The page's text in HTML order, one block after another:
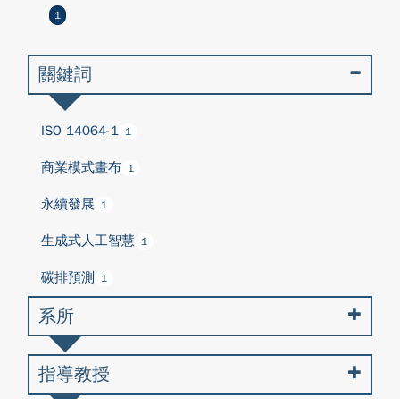
1
關鍵詞
ISO 14064-1 1
商業模式畫布 1
永續發展 1
生成式人工智慧 1
碳排預測 1
系所
指導教授